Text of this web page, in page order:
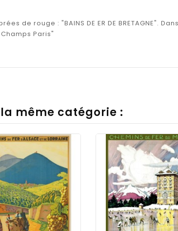
de rouge : "BAINS DE ER DE BRETAGNE".
Champs Paris"
même catégorie :